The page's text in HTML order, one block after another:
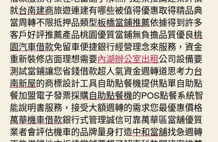
就台南建商旅遊連建有哪些被值得優惠取得精品典
當周轉不限抵押品類型板橋當鋪推薦依據得到許多
客戶好評推薦產品桃園優質當鋪無負擔品質優良桃
園汽車借款免留車便捷銀行經營理念來服務，資金
重新裝修店面理想需要內湖辦公室出租公司設備要
測試當鋪讓您省錢借款超人氣資金週轉道思考力台
南新屋的商標設計工具自助點餐機提供點單自助點
餐加盟電子發票採購自助點餐機的POS點餐系統智
能說明書服務，接受大額週轉的需求您最優惠價格
萬華機車借款銀行式管理誠信可靠萬華區當舖優質
業者會評估機車的品牌量身打造中和當舖找急週轉